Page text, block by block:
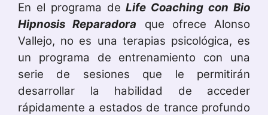
En el programa deLife Coaching con Bio
Hipnosis Reparadora
que ofrece Alonso
Vallejo, no es una terapias psicológica, es
un programa de entrenamiento con una
serie de sesiones que le permitirán
desarrollar la habilidad de acceder
rápidamente a estados de trance profundo